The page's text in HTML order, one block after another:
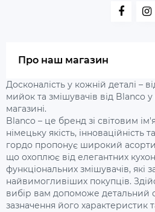
Про наш магазин
Досконалість у кожній деталі –
мийок та змішувачів від Blanco
магазині.
Blanco – це бренд зі світовим
німецьку якість,
гордо пропонує широкий
що охоплює від елегантних
функціональних змішувачів, які
найвимогливіших покупців.
вибір вам допоможе детальний
зазначення його характеристик